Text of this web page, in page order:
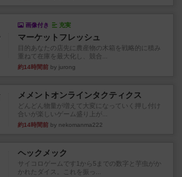
画像付き 充実
マーケットフレッシュ
目的あなたの店先に農産物の木箱を戦略的に積み
重ねて在庫を最大化し、競合...
約14時間前 by jurong
メメントオンラインタクティクス
どんどん物量が増えて大変になっていく押し付け
合いが楽しいゲーム盛り上が...
約14時間前 by nekomanma222
ヘックメック
サイコロゲームです1から5までの数字と芋虫がか
かれたダイス。これを振っ...